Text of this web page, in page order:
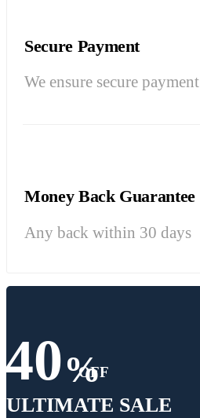
Secure Payment
We ensure secure payment
Money Back Guarantee
Any back within 30 days
40%
OFF
ULTIMATE SALE